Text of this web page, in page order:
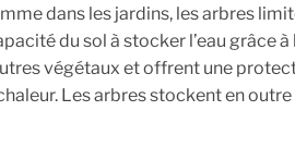
dans les jardins, les arbres
du sol à stocker l’eau grâce
végétaux et offrent une
Les arbres stockent en